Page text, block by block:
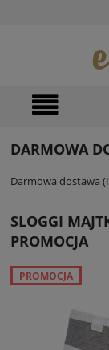
DARMOWA
Darmowa dostawa
SLOGGI
PROMOCJA
PROMOCJA